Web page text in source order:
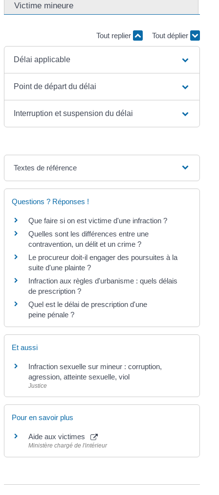
Victime mineure
Tout replier Tout déplier
Délai applicable
Point de départ du délai
Interruption et suspension du délai
Textes de référence
Questions ? Réponses !
Que faire si on est victime d'une infraction ?
Quelles sont les différences entre une
contravention, un délit et un crime ?
Le procureur doit-il engager des poursuites à la
suite d'une plainte ?
Infraction aux règles d'urbanisme : quels délais
de prescription ?
Quel est le délai de prescription d'une
peine pénale ?
Et aussi
Infraction sexuelle sur mineur : corruption,
agression, atteinte sexuelle, viol
Justice
Pour en savoir plus
Aide aux victimes
Ministère chargé de l'intérieur